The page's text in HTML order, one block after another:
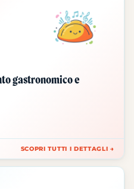
gastronomico e
SCOPRI TUTTI I DETTAGLI →